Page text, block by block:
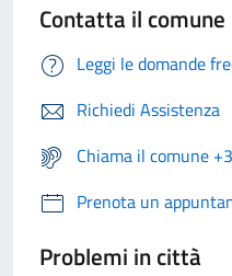
Contatta il comune
Leggi le domande
Richiedi Assistenza
Chiama il comune
Prenota un
Problemi in città